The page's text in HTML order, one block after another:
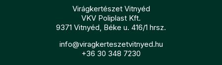
Virágkertészet Vitnyéd
VKV Poliplast Kft.
9371 Vitnyéd, Béke u. 416/1 hrsz.
info@viragkerteszetvitnyed.hu
+36 30 348 7230